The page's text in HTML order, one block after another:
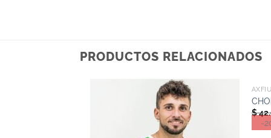
PRODUCTOS RELACIONADOS
-
AXFIU
$